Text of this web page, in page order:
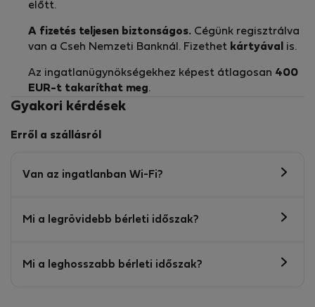
előtt.
A fizetés teljesen biztonságos. Cégünk regisztrálva
van a Cseh Nemzeti Banknál. Fizethet kártyával is.
Az ingatlanügynökségekhez képest átlagosan 400
EUR-t takaríthat meg.
Gyakori kérdések
Erről a szállásról
Van az ingatlanban Wi-Fi?
Mi a legrövidebb bérleti időszak?
Mi a leghosszabb bérleti időszak?